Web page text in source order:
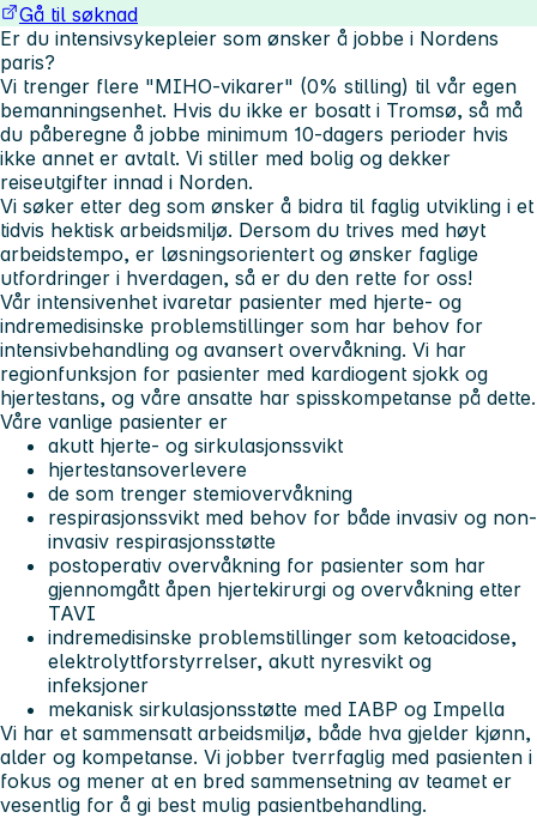
Gå til søknad
Er du intensivsykepleier som ønsker å jobbe i Nordens
paris?
Vi trenger flere "MIHO-vikarer" (0% stilling) til vår egen
bemanningsenhet. Hvis du ikke er bosatt i Tromsø, så må
du påberegne å jobbe minimum 10-dagers perioder hvis
ikke annet er avtalt. Vi stiller med bolig og dekker
reiseutgifter innad i Norden.
Vi søker etter deg som ønsker å bidra til faglig utvikling i et
tidvis hektisk arbeidsmiljø. Dersom du trives med høyt
arbeidstempo, er løsningsorientert og ønsker faglige
utfordringer i hverdagen, så er du den rette for oss!
Vår intensivenhet ivaretar pasienter med hjerte- og
indremedisinske problemstillinger som har behov for
intensivbehandling og avansert overvåkning. Vi har
regionfunksjon for pasienter med kardiogent sjokk og
hjertestans, og våre ansatte har spisskompetanse på dette.
Våre vanlige pasienter er
akutt hjerte- og sirkulasjonssvikt
hjertestansoverlevere
de som trenger stemiovervåkning
respirasjonssvikt med behov for både invasiv og non-
invasiv respirasjonsstøtte
postoperativ overvåkning for pasienter som har
gjennomgått åpen hjertekirurgi og overvåkning etter
TAVI
indremedisinske problemstillinger som ketoacidose,
elektrolyttforstyrrelser, akutt nyresvikt og
infeksjoner
mekanisk sirkulasjonsstøtte med IABP og Impella
Vi har et sammensatt arbeidsmiljø, både hva gjelder kjønn,
alder og kompetanse. Vi jobber tverrfaglig med pasienten i
fokus og mener at en bred sammensetning av teamet er
vesentlig for å gi best mulig pasientbehandling.